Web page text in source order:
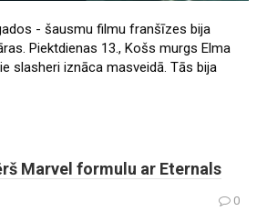
- šausmu filmu franšīzes bija
Piektdienas 13., Košs murgs Elma
slasheri iznāca masveidā. Tās bija
Marvel formulu ar Eternals
0